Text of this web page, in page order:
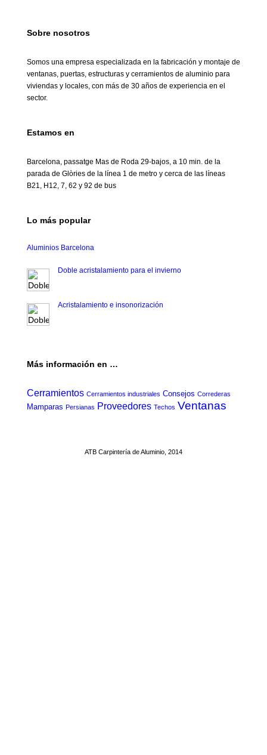
Sobre nosotros
Somos una empresa especializada en la fabricación y montaje de
ventanas, puertas, estructuras y cerramientos de aluminio para
viviendas y locales, con más de 30 años de experiencia en el
sector.
Estamos en
Barcelona, passatge Mas de Roda 29-bajos, a 10 min. de la
parada de Glòries de la línea 1 de metro y cerca de las líneas
B21, H12, 7, 62 y 92 de bus
Lo más popular
Aluminios Barcelona
Doble acristalamiento para el invierno
Acristalamiento e insonorización
Más información en …
Cerramientos Cerramientos industriales Consejos Correderas
Mamparas Persianas Proveedores Techos Ventanas
ATB Carpintería de Aluminio, 2014